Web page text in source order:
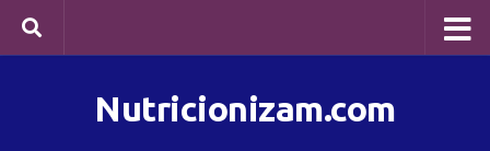
Skip to content
Nutricionizam.com